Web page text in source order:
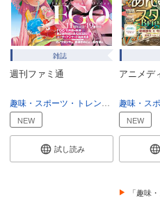
あらすじを表示する
CAR and DRIVER
あらすじを表示する
CAR and DRIVER
980円 (税込)
雑誌
週刊ファミ通
趣味・生活
NEW
試し読み
アニメデ
NEW
「趣味